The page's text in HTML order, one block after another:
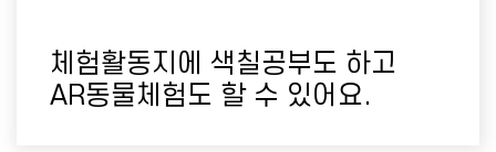
체험활동지에 색칠공부도 하고
AR동물체험도 할 수 있어요.